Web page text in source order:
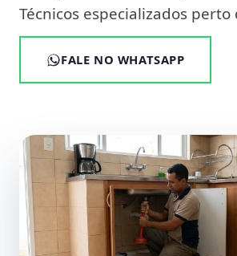
Técnicos especializados perto
FALE NO WHATSAPP